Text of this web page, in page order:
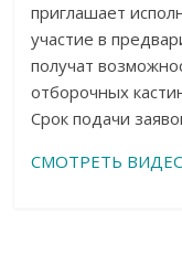
приглашает
участие в
получат
отборочных
Срок подачи
СМОТРЕТЬ